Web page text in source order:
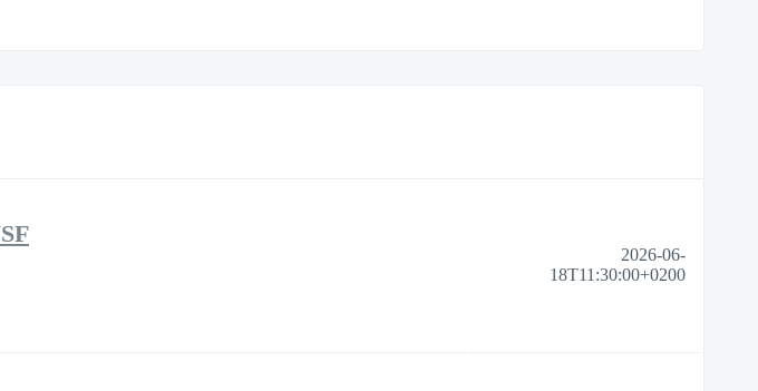
2026-06-
18T11:30:00+0200